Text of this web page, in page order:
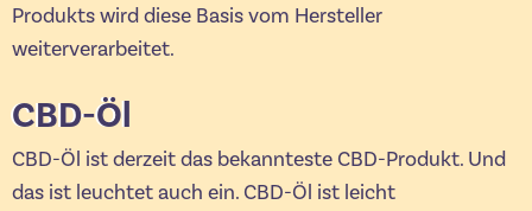
Produkts wird diese Basis vom Hersteller
weiterverarbeitet.
CBD-Öl
CBD-Öl ist derzeit das bekannteste CBD-Produkt. Und
das ist leuchtet auch ein. CBD-Öl ist leicht